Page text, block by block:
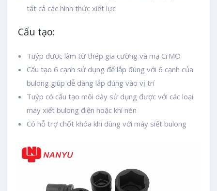
tất cả các hình thức xiết lực
Cấu tạo:
Tuýp được làm từ thép gia cường và mạ CrMO
Cấu tạo 6 cạnh sử dụng để lắp đúng với 6 cạnh của
bulong giúp dễ dàng lắp đúng vào vị trí
Tuýp có cấu tạo môi dày sử dụng được với các loại
máy xiết bulong điện hoặc khí nén
Có hỗ trợ chốt khóa khi dùng với máy siết bulong